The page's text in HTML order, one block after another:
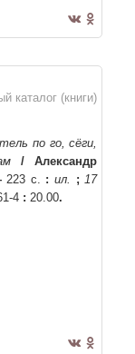
каталог (книги)
по го, сёги,
/
Александр
223 с. : ил. ; 17
4 : 20.00.